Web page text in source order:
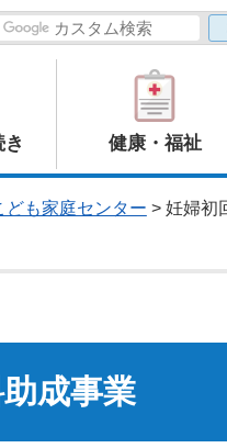
健康・福祉
ども家庭センター > 妊婦初
成事業